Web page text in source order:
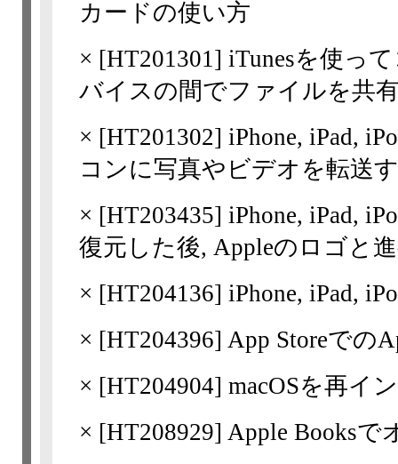
カードの使い方
× [HT201301] iTunesを使っ
バイスの間でファイルを共
× [HT201302] iPhone, iPad,
コンに写真やビデオを転送
× [HT203435] iPhone, iPad,
復元した後, Appleのロゴと
× [HT204136] iPhone, iPad,
× [HT204396] App Storeでの
× [HT204904] macOSを再イ
× [HT208929] Apple Booksで